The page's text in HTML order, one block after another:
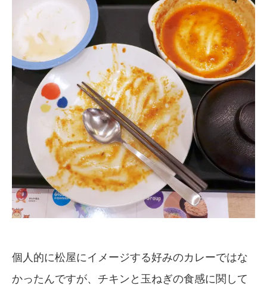
個人的に松屋にイメージする好みのカレーではな
かったんですが、チキンと玉ねぎの食感に関して